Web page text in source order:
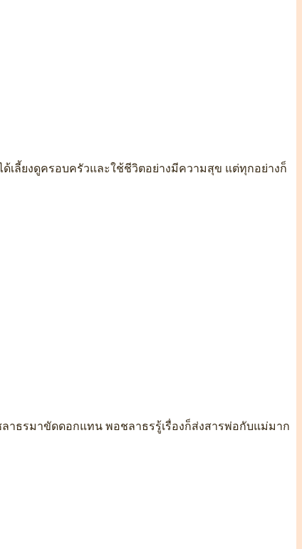
ด้เลี้ยงดูครอบครัวและใช้ชีวิตอย่างมีความสุข แต่ทุกอย่างก็
าธรมาขัดดอกแทน พอชลาธรรู้เรื่องก็ส่งสารพ่อกับแม่มาก